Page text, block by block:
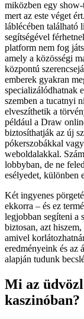
miközben egy
mert az este véget
láblécében található
segítségével
platform nem fog
amely a közösségi
központú
emberek gyakran
specializálódhatnak
szemben a tucatnyi
elveszíthetik a
például a Draw
biztosíthatják az új
pókerszobákkal
weboldalakkal.
lobbyban, de ne
esélyedet, különben
Két ingyenes
ekkorra – és ez
legjobban segíteni a
biztosan, azt
amivel
eredményeink és az
alapján tudunk
Mi az
kaszinóban?